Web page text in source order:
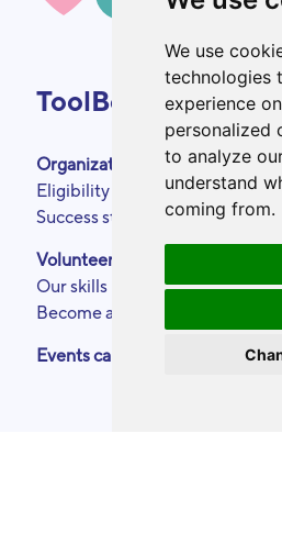
We use
technologies
experience
personalized
to analyze
understand
coming from.
ToolBox
Organizations
Eligibility criteria
Success stories
Volunteers
Our skills
Become a ToolBoxer
Events calendar
About
Press